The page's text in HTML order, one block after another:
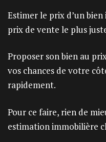
Estimer le prix d’un
prix de vente le plus
Proposer son bien au
vos chances de votre
rapidement.
Pour ce faire, rien de
estimation immobilière